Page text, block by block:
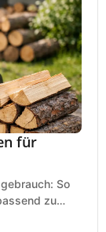
für
So
zu